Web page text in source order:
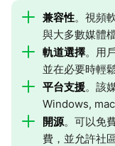
兼容性。視頻
與大多數媒體
軌道選擇。用
並在必要時輕
平台支援。該
Windows,
開源。可以免
費，並允許社